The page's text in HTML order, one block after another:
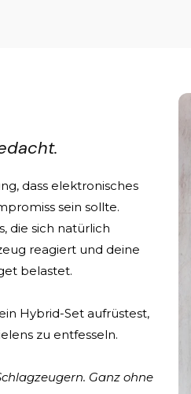
dass elektronisches
sein sollte.
die sich natürlich
reagiert und deine
belastet.
Hybrid-Set aufrüstest,
zu entfesseln.
Ganz ohne